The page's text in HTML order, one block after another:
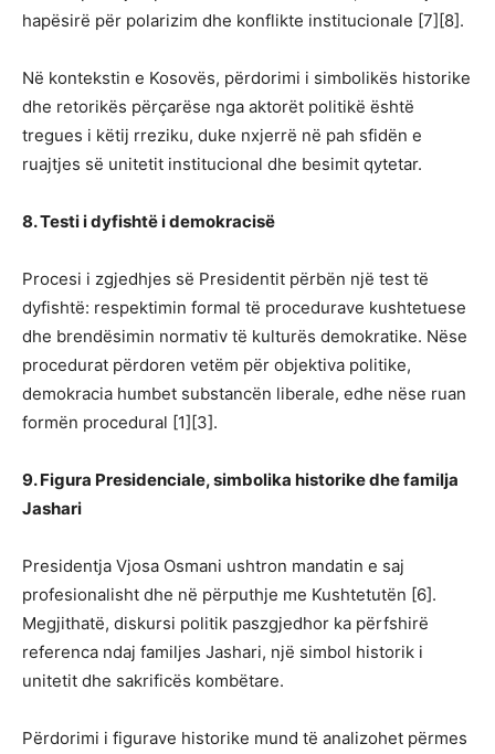
hapësirë për polarizim dhe konflikte institucionale [7][8].
Në kontekstin e Kosovës, përdorimi i simbolikës historike
dhe retorikës përçarëse nga aktorët politikë është
tregues i këtij rreziku, duke nxjerrë në pah sfidën e
ruajtjes së unitetit institucional dhe besimit qytetar.
8. Testi i dyfishtë i demokracisë
Procesi i zgjedhjes së Presidentit përbën një test të
dyfishtë: respektimin formal të procedurave kushtetuese
dhe brendësimin normativ të kulturës demokratike. Nëse
procedurat përdoren vetëm për objektiva politike,
demokracia humbet substancën liberale, edhe nëse ruan
formën procedural [1][3].
9. Figura Presidenciale, simbolika historike dhe familja
Jashari
Presidentja Vjosa Osmani ushtron mandatin e saj
profesionalisht dhe në përputhje me Kushtetutën [6].
Megjithatë, diskursi politik paszgjedhor ka përfshirë
referenca ndaj familjes Jashari, një simbol historik i
unitetit dhe sakrificës kombëtare.
Përdorimi i figurave historike mund të analizohet përmes